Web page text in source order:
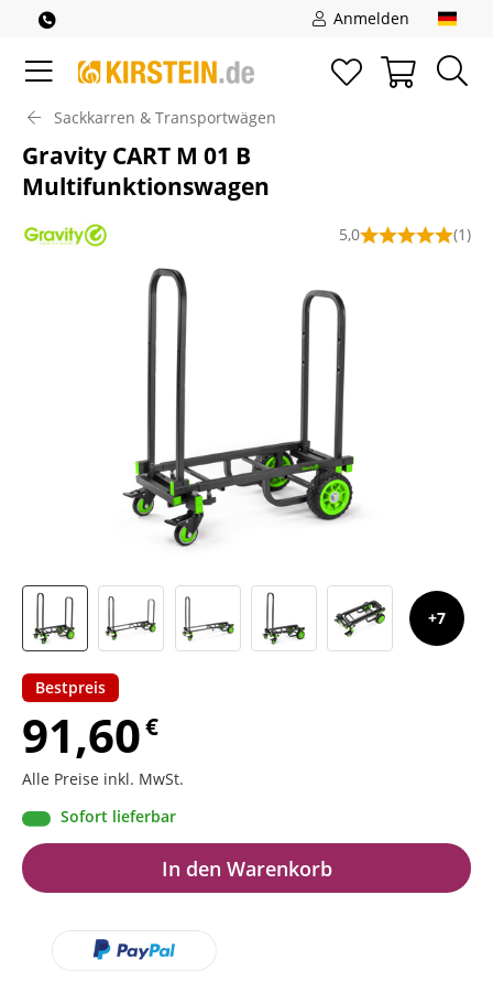
Anmelden
Sackkarren & Transportwägen
Gravity CART M 01 B
Multifunktionswagen
5,0 (1)
7
Bestpreis
91,60€
Alle Preise inkl. MwSt.
Sofort lieferbar
In den Warenkorb